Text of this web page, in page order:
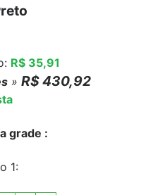
R$ 35,91
» R$ 430,92
grade :
1: